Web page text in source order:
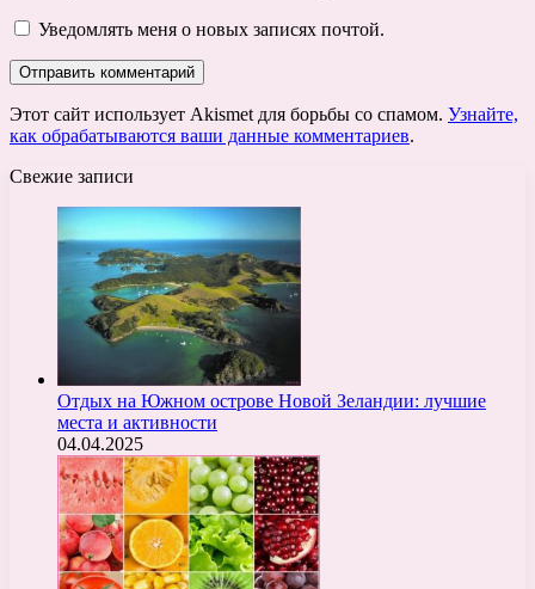
Уведомлять меня о новых записях почтой.
Этот сайт использует Akismet для борьбы со спамом. Узнайте,
как обрабатываются ваши данные комментариев.
Свежие записи
Отдых на Южном острове Новой Зеландии: лучшие
места и активности
04.04.2025